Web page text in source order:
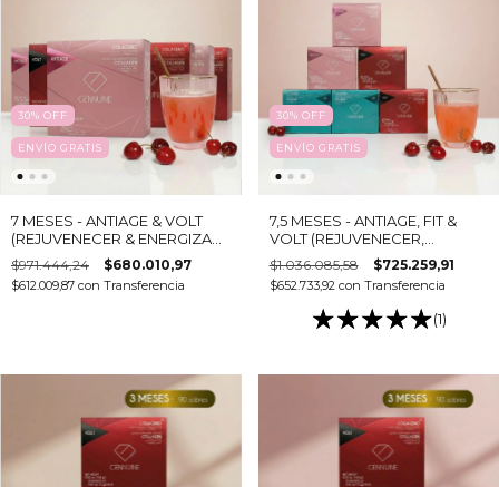
30% OFF
ENVÍO GRATIS
7 MESES - ANTIAGE & VOLT
(REJUVENECER & ENERGIZAR)
- Colágeno hidrolizado
bebible
$971.444,24 $680.010,97
$612.009,87 con Transferencia
30% OFF
ENVÍO GRATIS
7,5 MESES - ANTIAGE, FIT &
VOLT (REJUVENECER,
ADELGAZAR & ENERGIZAR ) -
Colágeno hidrolizado bebible
$1.036.085,58 $725.259,91
$652.733,92 con Transferencia
(1)